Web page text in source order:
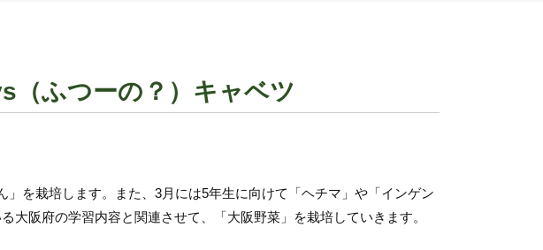
（ふつーの？）キャベツ
を栽培します。また、3月には5年生に向けて「ヘチマ」や「インゲン
大阪府の学習内容と関連させて、「大阪野菜」を栽培していきます。